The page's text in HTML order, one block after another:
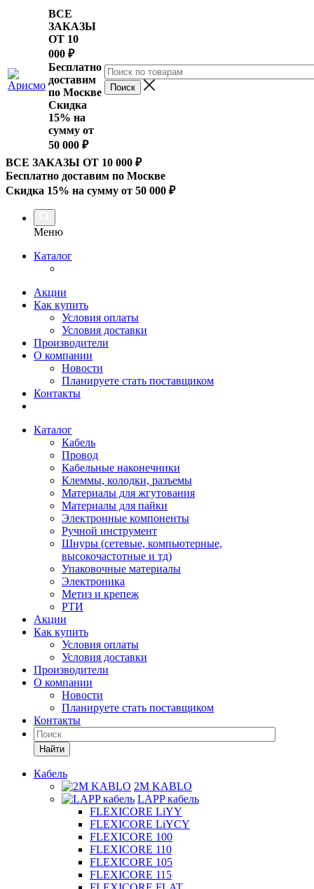
ВСЕ
ЗАКАЗЫ
ОТ 10
000 ₽
Бесплатно
доставим
по Москве
Скидка
15% на
сумму от
50 000 ₽
ВСЕ ЗАКАЗЫ ОТ 10 000 ₽
Бесплатно доставим по Москве
Скидка 15% на сумму от 50 000 ₽
Меню
Каталог
Акции
Как купить
Условия оплаты
Условия доставки
Производители
О компании
Новости
Планируете стать поставщиком
Контакты
Каталог
Кабель
Провод
Кабельные наконечники
Клеммы, колодки, разъемы
Материалы для жгутования
Материалы для пайки
Электронные компоненты
Ручной инструмент
Шнуры (сетевые, компьютерные,
высокочастотные и тд)
Упаковочные материалы
Электроника
Метиз и крепеж
РТИ
Акции
Как купить
Условия оплаты
Условия доставки
Производители
О компании
Новости
Планируете стать поставщиком
Контакты
Найти
Кабель
2M KABLO
LAPP кабель
FLEXICORE LiYY
FLEXICORE LiYCY
FLEXICORE 100
FLEXICORE 110
FLEXICORE 105
FLEXICORE 115